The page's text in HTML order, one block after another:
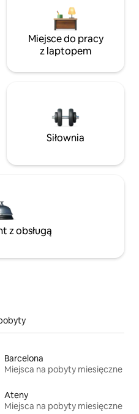
Miejsce do pracy
z laptopem
Siłownia
z obsługą
Barcelona
Miejsca na pobyty miesięczne
Ateny
Miejsca na pobyty miesięczne